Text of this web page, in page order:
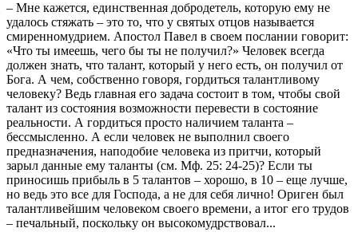
– Мне кажется, единственная добродетель, которую ему не
удалось стяжать – это то, что у святых отцов называется
смиренномудрием. Апостол Павел в своем послании говорит:
«Что ты имеешь, чего бы ты не получил?» Человек всегда
должен знать, что талант, который у него есть, он получил от
Бога. А чем, собственно говоря, гордиться талантливому
человеку? Ведь главная его задача состоит в том, чтобы свой
талант из состояния возможности перевести в состояние
реальности. А гордиться просто наличием таланта –
бессмысленно. А если человек не выполнил своего
предназначения, наподобие человека из притчи, который
зарыл данные ему таланты (см. Мф. 25: 24-25)? Если ты
приносишь прибыль в 5 талантов – хорошо, в 10 – еще лучше,
но ведь это все для Господа, а не для себя лично! Ориген был
талантливейшим человеком своего времени, а итог его трудов
– печальный, поскольку он высокомудрствовал...